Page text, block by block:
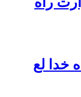
خدا لع